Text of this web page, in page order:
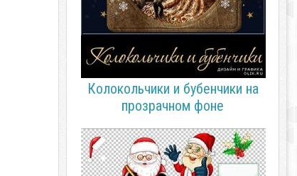
Колокольчики и бубенчики на
прозрачном фоне